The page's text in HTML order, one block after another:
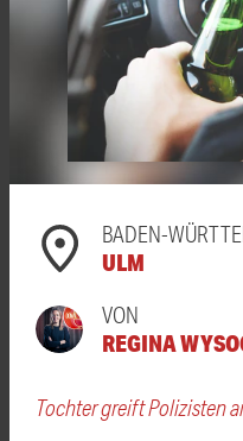
BADEN-
ULM
VON
REGINA
Tochter greift Polizisten